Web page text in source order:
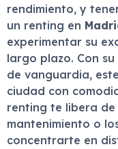
rendimiento, y
un renting en
experimentar su
largo plazo. Con
de vanguardia,
ciudad con
renting te libera de
mantenimiento o
concentrarte en